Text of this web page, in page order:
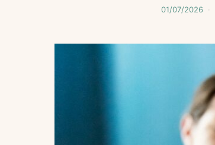
01/07/2026